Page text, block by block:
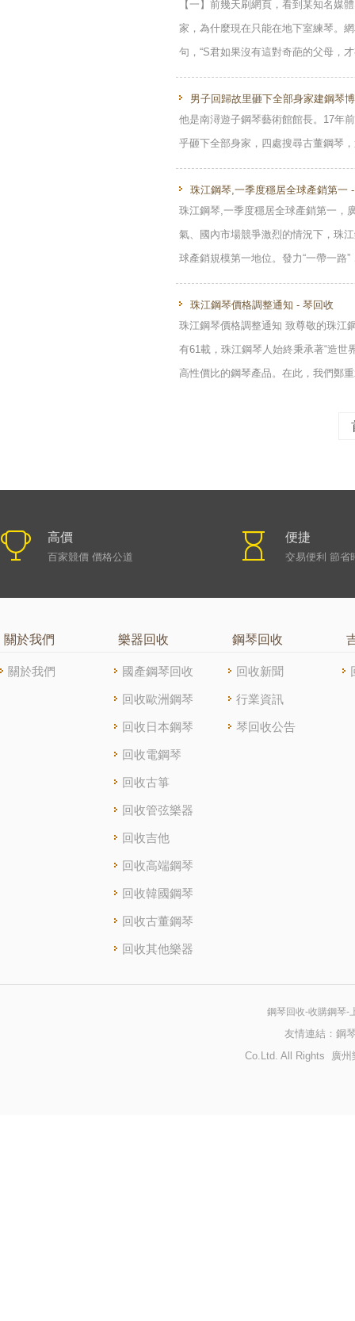
【一】前幾天刷網頁，看到某知名媒
家，為什麼現在只能在地下室練琴。
句，“S君如果沒有這對奇葩的父母，
男子回歸故里砸下全部身家建鋼琴
他是南潯遊子鋼琴藝術館館長。17年
乎砸下全部身家，四處搜尋古董鋼琴
珠江鋼琴,一季度穩居全球產銷第一
珠江鋼琴,一季度穩居全球產銷第一，
氣、國內市場競爭激烈的情況下，珠
球產銷規模第一地位。發力“一帶一路”
珠江鋼琴價格調整通知 - 琴回收
珠江鋼琴價格調整通知 致尊敬的珠江
有61載，珠江鋼琴人始終秉承著“造
高性價比的鋼琴產品。在此，我們鄭
高價
百家競價 價格公道
便捷
交易便利 節省
關於我們
關於我們
樂器回收
國產鋼琴回收
回收歐洲鋼琴
回收日本鋼琴
回收電鋼琴
回收古箏
回收管弦樂器
回收吉他
回收高端鋼琴
回收韓國鋼琴
回收古董鋼琴
回收其他樂器
鋼琴回收
回收新聞
行業資訊
琴回收公告
鋼琴回收-收購鋼琴-
友情連結： 鋼
Co.Ltd. All Rights 廣州